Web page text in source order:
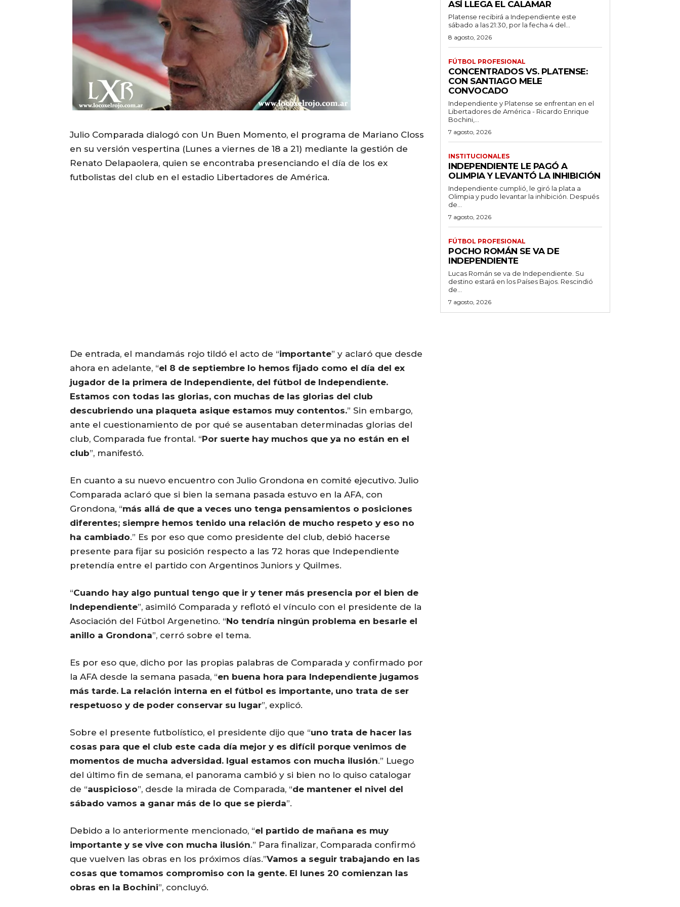
Julio Comparada dialogó con Un Buen Momento, el programa de Mariano Closs
en su versión vespertina (Lunes a viernes de 18 a 21) mediante la gestión de
Renato Delapaolera, quien se encontraba presenciando el día de los ex
futbolistas del club en el estadio Libertadores de América.
De entrada, el mandamás rojo tildó el acto de “importante” y aclaró que desde
ahora en adelante, “el 8 de septiembre lo hemos fijado como el día del ex
jugador de la primera de Independiente, del fútbol de Independiente.
Estamos con todas las glorias, con muchas de las glorias del club
descubriendo una plaqueta asique estamos muy contentos.” Sin embargo,
ante el cuestionamiento de por qué se ausentaban determinadas glorias del
club, Comparada fue frontal. “Por suerte hay muchos que ya no están en el
club”, manifestó.
En cuanto a su nuevo encuentro con Julio Grondona en comité ejecutivo. Julio
Comparada aclaró que si bien la semana pasada estuvo en la AFA, con
Grondona, “más allá de que a veces uno tenga pensamientos o posiciones
diferentes; siempre hemos tenido una relación de mucho respeto y eso no
ha cambiado.” Es por eso que como presidente del club, debió hacerse
presente para fijar su posición respecto a las 72 horas que Independiente
pretendía entre el partido con Argentinos Juniors y Quilmes.
“Cuando hay algo puntual tengo que ir y tener más presencia por el bien de
Independiente”, asimiló Comparada y reflotó el vínculo con el presidente de la
Asociación del Fútbol Argenetino. “No tendría ningún problema en besarle el
anillo a Grondona”, cerró sobre el tema.
Es por eso que, dicho por las propias palabras de Comparada y confirmado por
la AFA desde la semana pasada, “en buena hora para Independiente jugamos
más tarde. La relación interna en el fútbol es importante, uno trata de ser
respetuoso y de poder conservar su lugar”, explicó.
Sobre el presente futbolístico, el presidente dijo que “uno trata de hacer las
cosas para que el club este cada día mejor y es difícil porque venimos de
momentos de mucha adversidad. Igual estamos con mucha ilusión.” Luego
del último fin de semana, el panorama cambió y si bien no lo quiso catalogar
de “auspicioso”, desde la mirada de Comparada, “de mantener el nivel del
sábado vamos a ganar más de lo que se pierda”.
Debido a lo anteriormente mencionado, “el partido de mañana es muy
importante y se vive con mucha ilusión.” Para finalizar, Comparada confirmó
que vuelven las obras en los próximos días.”Vamos a seguir trabajando en las
cosas que tomamos compromiso con la gente. El lunes 20 comienzan las
obras en la Bochini”, concluyó.
ASÍ LLEGA EL CALAMAR
Platense recibirá a Independiente este
sábado a las 21:30, por la fecha 4 del...
8 agosto, 2026
FÚTBOL PROFESIONAL
CONCENTRADOS VS. PLATENSE:
CON SANTIAGO MELE
CONVOCADO
Independiente y Platense se enfrentan en el
Libertadores de América - Ricardo Enrique
Bochini,...
7 agosto, 2026
INSTITUCIONALES
INDEPENDIENTE LE PAGÓ A
OLIMPIA Y LEVANTÓ LA INHIBICIÓN
Independiente cumplió, le giró la plata a
Olimpia y pudo levantar la inhibición. Después
de...
7 agosto, 2026
FÚTBOL PROFESIONAL
POCHO ROMÁN SE VA DE
INDEPENDIENTE
Lucas Román se va de Independiente. Su
destino estará en los Países Bajos. Rescindió
de...
7 agosto, 2026